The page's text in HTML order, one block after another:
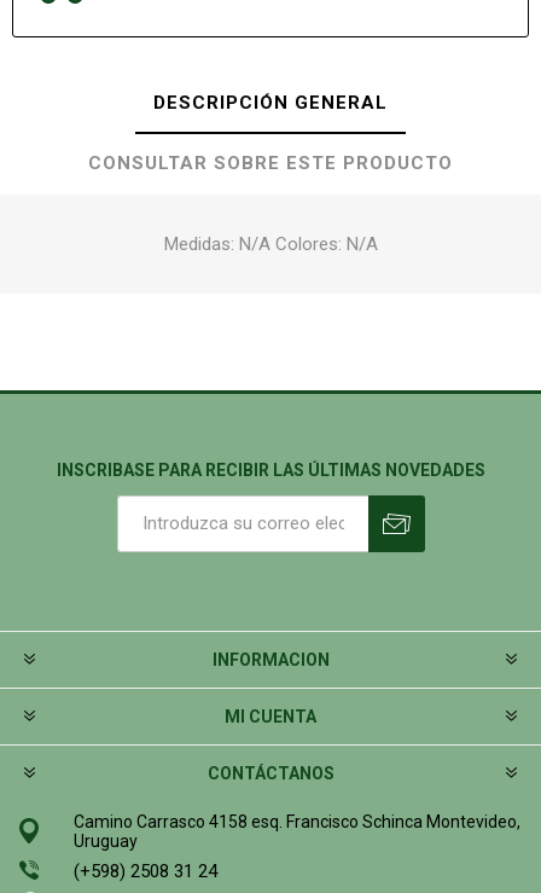
DESCRIPCIÓN GENERAL
CONSULTAR SOBRE ESTE PRODUCTO
Medidas: N/A Colores: N/A
INSCRIBASE PARA RECIBIR LAS ÚLTIMAS NOVEDADES
INFORMACION
MI CUENTA
CONTÁCTANOS
Camino Carrasco 4158 esq. Francisco Schinca Montevideo,
Uruguay
(+598) 2508 31 24